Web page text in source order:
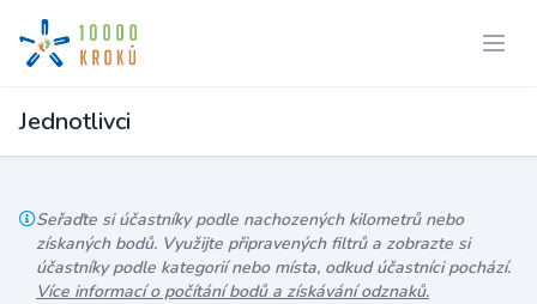
Jednotlivci
Seřaďte si účastníky podle nachozených kilometrů nebo
získaných bodů. Využijte připravených filtrů a zobrazte si
účastníky podle kategorií nebo místa, odkud účastníci pochází.
Více informací o počítání bodů a získávání odznaků.